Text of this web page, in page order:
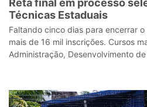
Reta final em processo
Técnicas Estaduais
Faltando cinco dias para encerrar
mais de 16 mil inscrições. Cursos
Administração, Desenvolvimento